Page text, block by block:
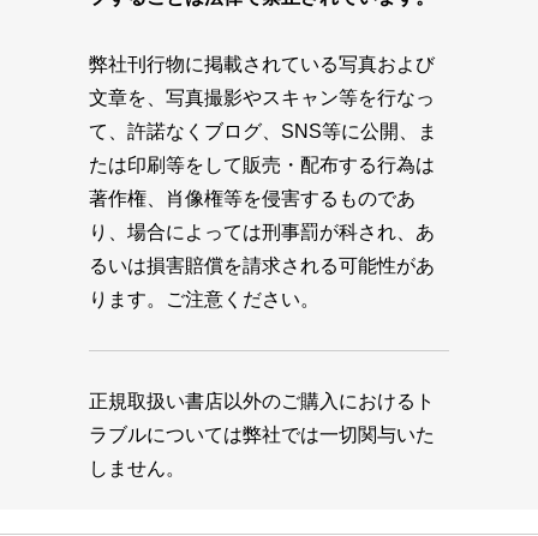
弊社刊行物に掲載されている写真および
文章を、写真撮影やスキャン等を行なっ
て、許諾なくブログ、SNS等に公開、ま
たは印刷等をして販売・配布する行為は
著作権、肖像権等を侵害するものであ
り、場合によっては刑事罰が科され、あ
るいは損害賠償を請求される可能性があ
ります。ご注意ください。
正規取扱い書店以外のご購入におけるト
ラブルについては弊社では一切関与いた
しません。